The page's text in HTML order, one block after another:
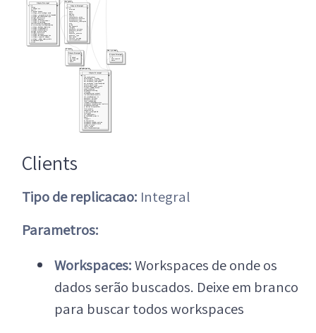
Clients
Tipo de replicacao: Integral
Parametros:
Workspaces:Workspaces de onde os
dados serão buscados. Deixe em branco
para buscar todos workspaces